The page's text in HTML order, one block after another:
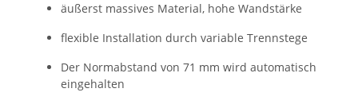
äußerst massives Material, hohe Wandstärke
flexible Installation durch variable Trennstege
Der Normabstand von 71 mm wird automatisch
eingehalten